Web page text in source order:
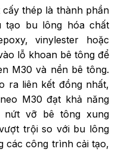
thép là thành phần
tạo bu lông hóa chất
vinylester hoặc
lỗ khoan bê tông để
M30 và nền bê tông.
ra liên kết đồng nhất,
M30 đạt khả năng
vỡ bê tông xung
trội so với bu lông
các công trình cải tạo,